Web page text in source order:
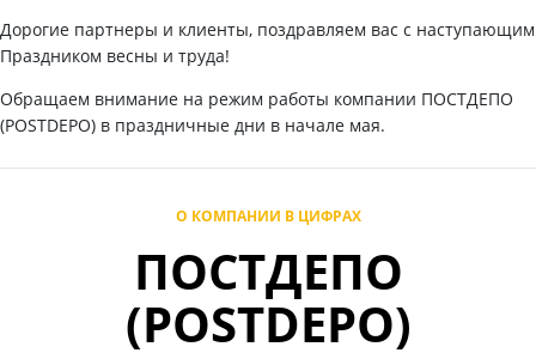
Дорогие партнеры и клиенты, поздравляем вас с наступающим
Праздником весны и труда!
Обращаем внимание на режим работы компании ПОСТДЕПО
(POSTDEPO) в праздничные дни в начале мая.
О КОМПАНИИ В ЦИФРАХ
ПОСТДЕПО
(POSTDEPO)